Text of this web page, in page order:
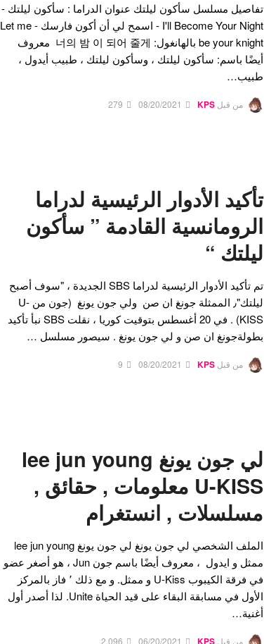
تفاصيل مسلسل سأكون ليلتك عنوان الدراما : سأكون ليلتك -
I'll Become Your Night - اسمح لي أن أكون فارسك - Let me
be your knight بالهانغول: 너의 밤 이 되어 줄게 معروف
أيضًا باسم: سأكون ليلتك ، وسأكون ليلتك ، طبيب أيدول ،
طبيب…
من قبل KPS
08/20/2021
279
تأكيد الأدوار الرئيسية لدراما
الرومانسية القادمة ” سأكون
ليلتك “
تم تأكيد الأدوار الرئيسية لدراما SBS الجديدة ، "سوف أصبح
ليلتك"٫ الممثلة جونغ ان صن ولي جون يونغ (جون من U-
KISS) . في 20 أغسطس بتوقيت كوريا ، نقلت SBS نبأ تأكيد
بطولةجونغ ان صن و لي جون يونغ . سيصور مسلسل …
من قبل KPS
08/20/2021
9
لي جون يونغ lee jun young
U-KISS معلومات , حقائق ,
مسلسلات , انستغرام
الملف الشخصي لي جون يونغ لي جون يونغ lee jun young
ممثل و ايدول ، معروف أيضًا باسم جون Jun ، هو أصغر عضو
في فرقة الكيبوب U-Kiss و ممثل. و مع ذلك ٬ فاز بالمركز
الأول في مسابقة البقاء على قيد الحياة Unite. لذا أصدر أول
أغنية…
من قبل KPS
06/20/2021
2,096